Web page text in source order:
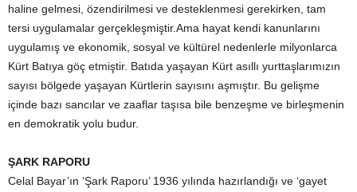
haline gelmesi, özendirilmesi ve desteklenmesi gerekirken, tam
tersi uygulamalar gerçekleşmiştir.Ama hayat kendi kanunlarını
uygulamış ve ekonomik, sosyal ve kültürel nedenlerle milyonlarca
Kürt Batıya göç etmiştir. Batıda yaşayan Kürt asıllı yurttaşlarımızın
sayısı bölgede yaşayan Kürtlerin sayısını aşmıştır. Bu gelişme
içinde bazı sancılar ve zaaflar taşısa bile benzeşme ve birleşmenin
en demokratik yolu budur.
ŞARK RAPORU
Celal Bayar’ın ‘Şark Raporu’ 1936 yılında hazırlandığı ve ‘gayet